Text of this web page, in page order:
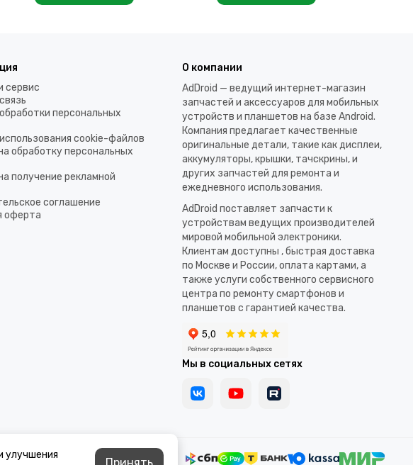
сервис
персональных
cookie-файлов
обработку персональных
получение рекламной
соглашение
оферта
О компании
AdDroid — ведущий интернет-магазин
запчастей и аксессуаров для мобильных
устройств и планшетов на базе Android.
Компания предлагает качественные
оригинальные детали, такие как дисплеи,
аккумуляторы, крышки, тачскрины, и
других запчастей для ремонта и
ежедневного использования.​
AdDroid поставляет запчасти к
устройствам ведущих производителей
мировой мобильной электроники.
Клиентам доступны , быстрая доставка
по Москве и России, оплата картами, а
также услуги собственного сервисного
центра по ремонту смартфонов и
планшетов с гарантией качества.
Мы в социальных сетях
улучшения